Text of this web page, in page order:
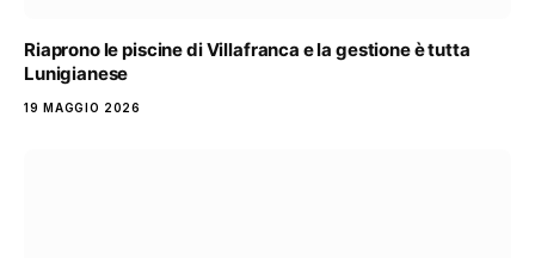
Riaprono le piscine di Villafranca e la gestione è tutta
Lunigianese
19 MAGGIO 2026